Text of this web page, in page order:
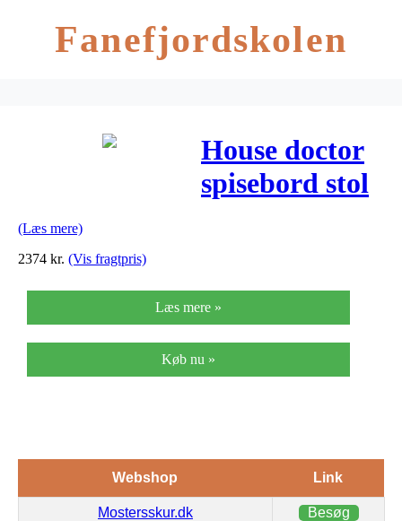
Fanefjordskolen
House doctor
spisebord stol
(Læs mere)
2374 kr. (Vis fragtpris)
Læs mere »
Køb nu »
Webshop Link
Mostersskur.dk Besøg